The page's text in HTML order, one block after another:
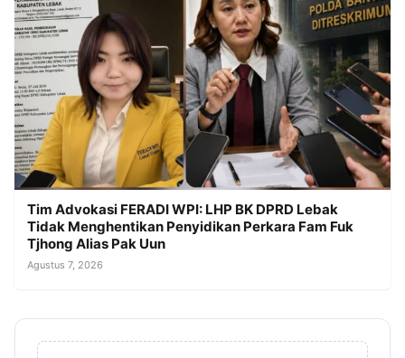
Tim Advokasi FERADI WPI: LHP BK DPRD Lebak
Tidak Menghentikan Penyidikan Perkara Fam Fuk
Tjhong Alias Pak Uun
Agustus 7, 2026